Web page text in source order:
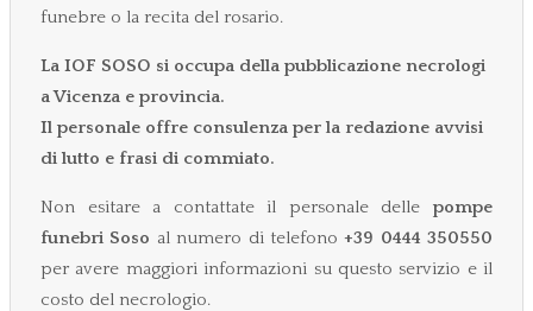
funebre o la recita del rosario.
La IOF SOSO si occupa della pubblicazione necrologi
a Vicenza e provincia.
Il personale offre consulenza per la redazione avvisi
di lutto e frasi di commiato.
Non esitare a contattate il personale delle pompe
funebri Soso al numero di telefono+39 0444 350550
per avere maggiori informazioni su questo servizio e il
costo del necrologio.